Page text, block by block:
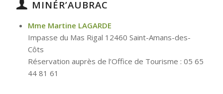
MINÉR’AUBRAC
Mme Martine LAGARDE
Impasse du Mas Rigal 12460 Saint-Amans-des-
Côts
Réservation auprès de l’Office de Tourisme : 05 65
44 81 61